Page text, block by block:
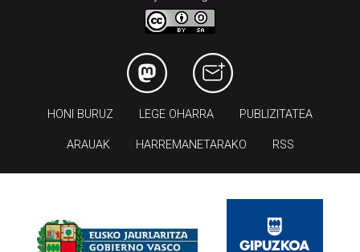
HONI BURUZ LEGE OHARRA PUBLIZITATEA
ARAUAK HARREMANETARAKO RSS